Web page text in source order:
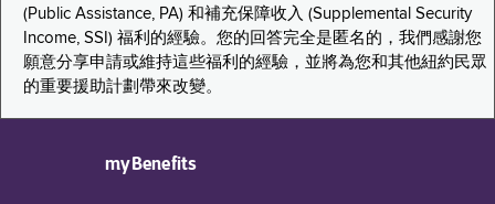
(Public Assistance, PA) 和補充保障收入 (Supplemental Security
Income, SSI) 福利的經驗。您的回答完全是匿名的，我們感謝您
願意分享申請或維持這些福利的經驗，並將為您和其他紐約民眾
的重要援助計劃帶來改變。
myBenefits